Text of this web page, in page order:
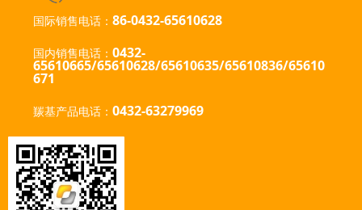
国际销售电话： 86-0432-65610628
国内销售电话： 0432-
65610665/65610628/65610635/65610836/65610
671
羰基产品电话： 0432-63279969